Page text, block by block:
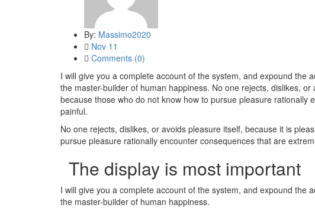
By: Massimo2020
Nov 11
Comments (0)
I will give you a complete account of the system, and expound the
the master-builder of human happiness. No one rejects, dislikes,
because those who do not know how to pursue pleasure rationally
painful.
No one rejects, dislikes, or avoids pleasure itself, because it is
pursue pleasure rationally encounter consequences that are
The display is most important
I will give you a complete account of the system, and expound the
the master-builder of human happiness.